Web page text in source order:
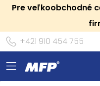
Pre veľkoobchodné
+421 910 454 755